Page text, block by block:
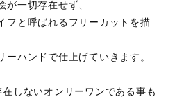
が一切存在せず、
フと呼ばれるフリーカットを描
ハンドで仕上げていきます。
しないオンリーワンである事も